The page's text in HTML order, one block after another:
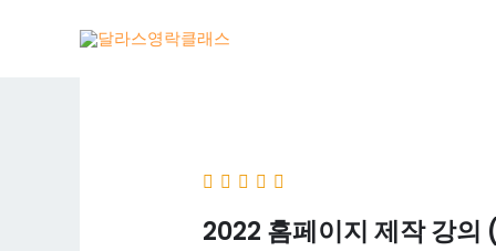
2022 홈페이지 제작 강의